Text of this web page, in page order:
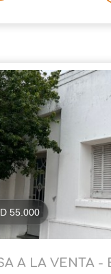
55.000
A LA VENTA -